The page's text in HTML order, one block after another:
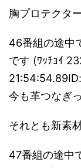
胸プロテクタ
46番組の途中
です (ﾜｯﾁｮｲ
今も革つなぎ
それとも新素
47番組の途中